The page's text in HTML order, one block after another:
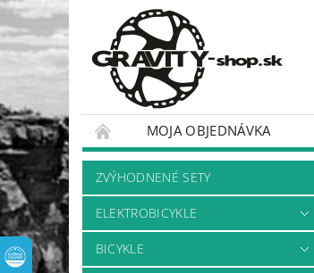
MOJA OBJEDNÁVKA
BICYKLE
RÁMY
ZVÝHODNENÉ SETY
ELEKTROBICYKLE
BICYKLE